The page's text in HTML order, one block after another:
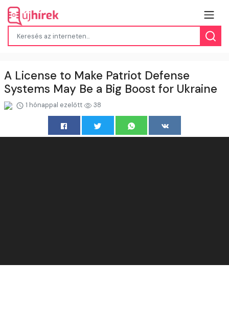
A License to Make Patriot Defense
Systems May Be a Big Boost for Ukraine
1 hónappal ezelőtt 38